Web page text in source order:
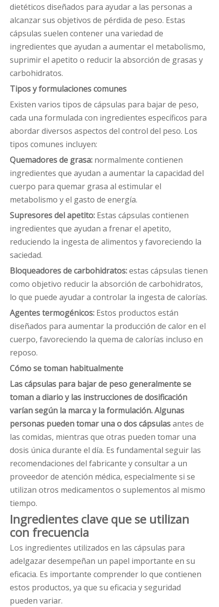
dietéticos diseñados para ayudar a las personas a
alcanzar sus objetivos de pérdida de peso. Estas
cápsulas suelen contener una variedad de
ingredientes que ayudan a aumentar el metabolismo,
suprimir el apetito o reducir la absorción de grasas y
carbohidratos.
Tipos y formulaciones comunes
Existen varios tipos de cápsulas para bajar de peso,
cada una formulada con ingredientes específicos para
abordar diversos aspectos del control del peso. Los
tipos comunes incluyen:
Quemadores de grasa: normalmente contienen
ingredientes que ayudan a aumentar la capacidad del
cuerpo para quemar grasa al estimular el
metabolismo y el gasto de energía.
Supresores del apetito: Estas cápsulas contienen
ingredientes que ayudan a frenar el apetito,
reduciendo la ingesta de alimentos y favoreciendo la
saciedad.
Bloqueadores de carbohidratos:estas cápsulas tienen
como objetivo reducir la absorción de carbohidratos,
lo que puede ayudar a controlar la ingesta de calorías.
Agentes termogénicos: Estos productos están
diseñados para aumentar la producción de calor en el
cuerpo, favoreciendo la quema de calorías incluso en
reposo.
Cómo se toman habitualmente
Las cápsulas para bajar de peso generalmente se
toman a diario y las instrucciones de dosificación
varían según la marca y la formulación. Algunas
personas pueden tomar una o dos cápsulasantes de
las comidas, mientras que otras pueden tomar una
dosis única durante el día. Es fundamental seguir las
recomendaciones del fabricante y consultar a un
proveedor de atención médica, especialmente si se
utilizan otros medicamentos o suplementos al mismo
tiempo.
Ingredientes clave que se utilizan
con frecuencia
Los ingredientes utilizados en las cápsulas para
adelgazar desempeñan un papel importante en su
eficacia. Es importante comprender lo que contienen
estos productos, ya que su eficacia y seguridad
pueden variar.